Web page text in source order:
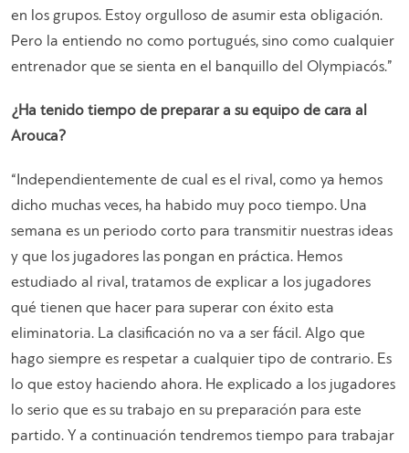
en los grupos. Estoy orgulloso de asumir esta obligación.
Pero la entiendo no como portugués, sino como cualquier
entrenador que se sienta en el banquillo del Olympiacós.”
¿Ha tenido tiempo de preparar a su equipo de cara al
Arouca?
“ Independientemente de cual es el rival, como ya hemos
dicho muchas veces, ha habido muy poco tiempo. Una
semana es un periodo corto para transmitir nuestras ideas
y que los jugadores las pongan en práctica. Hemos
estudiado al rival, tratamos de explicar a los jugadores
qué tienen que hacer para superar con éxito esta
eliminatoria. La clasificación no va a ser fácil. Algo que
hago siempre es respetar a cualquier tipo de contrario. Es
lo que estoy haciendo ahora. He explicado a los jugadores
lo serio que es su trabajo en su preparación para este
partido. Y a continuación tendremos tiempo para trabajar